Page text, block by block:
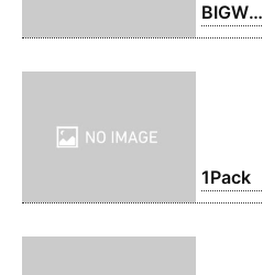
BIGWO
OD(ビ
1Pack